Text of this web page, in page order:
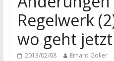
Regelwerk
wo geht
2013/02/08 Erhard Goller